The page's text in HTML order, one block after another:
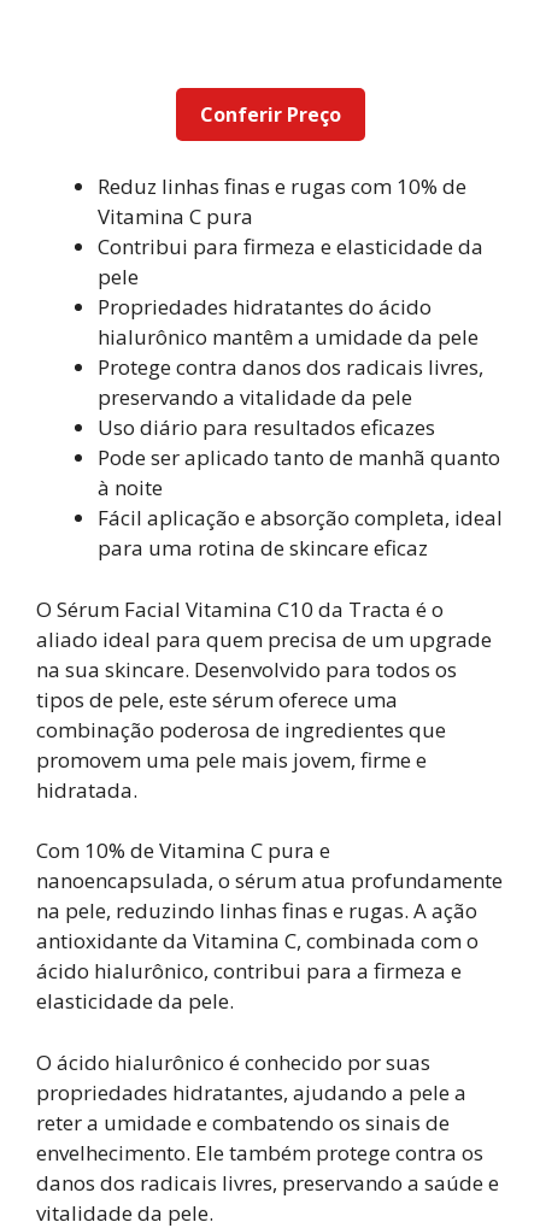
Conferir Preço
Reduz linhas finas e rugas com 10% de
Vitamina C pura
Contribui para firmeza e elasticidade da
pele
Propriedades hidratantes do ácido
hialurônico mantêm a umidade da pele
Protege contra danos dos radicais livres,
preservando a vitalidade da pele
Uso diário para resultados eficazes
Pode ser aplicado tanto de manhã quanto
à noite
Fácil aplicação e absorção completa, ideal
para uma rotina de skincare eficaz
O Sérum Facial Vitamina C10 da Tracta é o
aliado ideal para quem precisa de um upgrade
na sua skincare. Desenvolvido para todos os
tipos de pele, este sérum oferece uma
combinação poderosa de ingredientes que
promovem uma pele mais jovem, firme e
hidratada.
Com 10% de Vitamina C pura e
nanoencapsulada, o sérum atua profundamente
na pele, reduzindo linhas finas e rugas. A ação
antioxidante da Vitamina C, combinada com o
ácido hialurônico, contribui para a firmeza e
elasticidade da pele.
O ácido hialurônico é conhecido por suas
propriedades hidratantes, ajudando a pele a
reter a umidade e combatendo os sinais de
envelhecimento. Ele também protege contra os
danos dos radicais livres, preservando a saúde e
vitalidade da pele.